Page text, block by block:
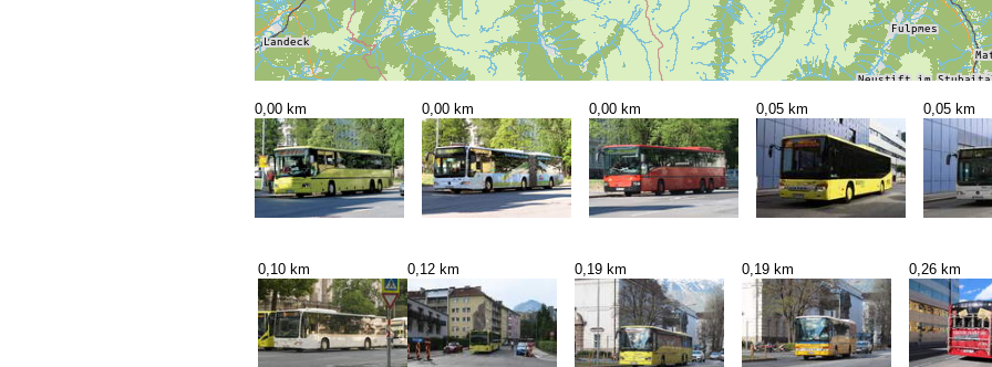
0,00 km 0,00 km 0,00 km 0,05 km 0,05 km
0,10 km 0,12 km 0,19 km 0,19 km 0,26 km